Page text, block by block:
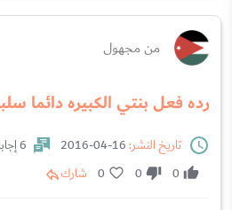
من مجهول
رده فعل بنتي الكبيره دائما
تاريخ النشر:
6 إجابات
0
0
0 شارك